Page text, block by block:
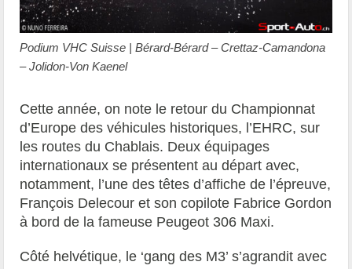
Podium VHC Suisse | Bérard-Bérard – Crettaz-Camandona
– Jolidon-Von Kaenel
Cette année, on note le retour du Championnat
d’Europe des véhicules historiques, l’EHRC, sur
les routes du Chablais. Deux équipages
internationaux se présentent au départ avec,
notamment, l’une des têtes d’affiche de l’épreuve,
François Delecour et son copilote Fabrice Gordon
à bord de la fameuse Peugeot 306 Maxi.
Côté helvétique, le ‘gang des M3’ s’agrandit avec